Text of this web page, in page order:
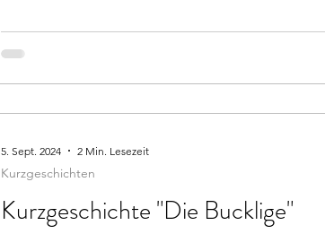
Kurzgeschichte "Die Bucklige"
Kurzgeschichten
5. Sept. 2024 2 Min. Lesezeit